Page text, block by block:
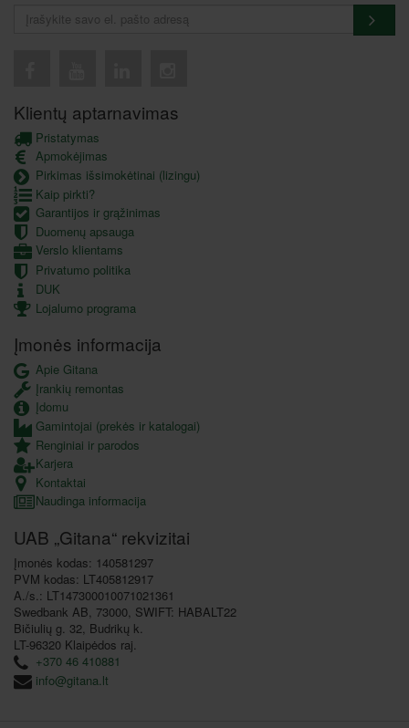
Klientų aptarnavimas
Pristatymas
Apmokėjimas
Pirkimas išsimokėtinai (lizingu)
Kaip pirkti?
Garantijos ir grąžinimas
Duomenų apsauga
Verslo klientams
Privatumo politika
DUK
Lojalumo programa
Įmonės informacija
Apie Gitana
Įrankių remontas
Įdomu
Gamintojai (prekės ir katalogai)
Renginiai ir parodos
Karjera
Kontaktai
Naudinga informacija
UAB „Gitana“ rekvizitai
Įmonės kodas: 140581297
PVM kodas: LT405812917
A./s.: LT147300010071021361
Swedbank AB, 73000, SWIFT: HABALT22
Bičiulių g. 32, Budrikų k.
LT-96320 Klaipėdos raj.
+370 46 410881
info@gitana.lt